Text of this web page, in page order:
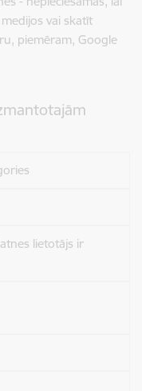
vai skatīt
piemēram, Google
lietotājs ir